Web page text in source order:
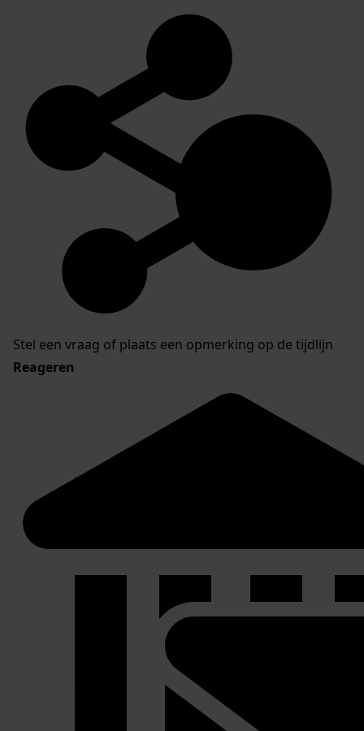
Stel een vraag of plaats een opmerking op de tijdlijn
Reageren